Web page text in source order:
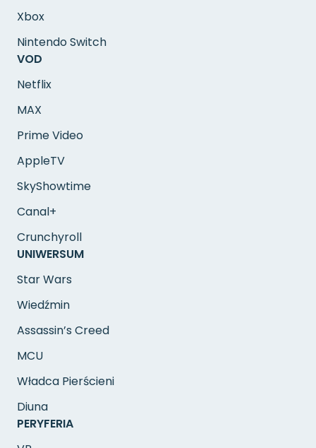
Xbox
Nintendo Switch
VOD
Netflix
MAX
Prime Video
AppleTV
SkyShowtime
Canal+
Crunchyroll
UNIWERSUM
Star Wars
Wiedźmin
Assassin’s Creed
MCU
Władca Pierścieni
Diuna
PERYFERIA